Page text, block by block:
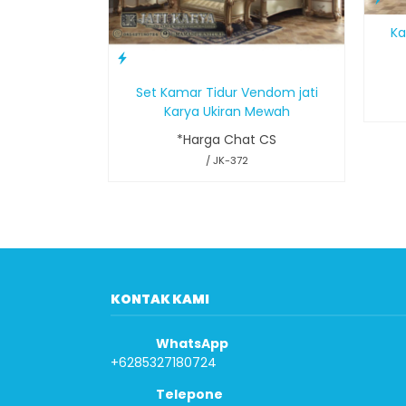
Set Kamar Tidur Vendom jati
Karya Ukiran Mewah
*Harga Chat CS
/ JK-372
KONTAK KAMI
WhatsApp
+6285327180724
Telepone